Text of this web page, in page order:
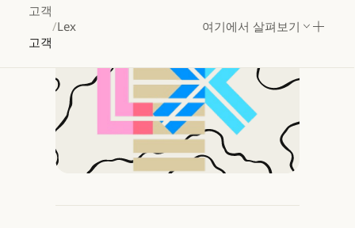
고객
고객
/Lex 여기에서 살펴보기
Claude 사용해 보기